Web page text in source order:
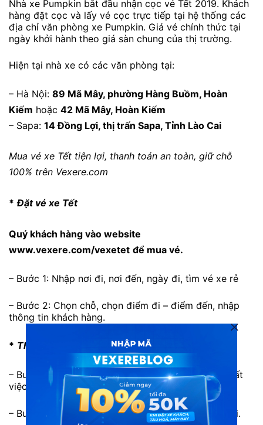
Nhà xe Pumpkin bắt đầu nhận cọc vé Tết 2019. Khách
hàng đặt cọc và lấy vé cọc trực tiếp tại hệ thống các
địa chỉ văn phòng xe Pumpkin. Giá vé chính thức tại
ngày khởi hành theo giá sàn chung của thị trường.
Hiện tại nhà xe có các văn phòng tại:
– Hà Nội: 89 Mã Mây, phường Hàng Buồm, Hoàn
Kiếm hoặc 42 Mã Mây, Hoàn Kiếm
– Sapa: 14 Đồng Lợi, thị trấn Sapa, Tỉnh Lào Cai
Mua vé xe Tết tiện lợi, thanh toán an toàn, giữ chỗ
100% trên Vexere.com
* Đặt vé xe Tết
Quý khách hàng vào website
www.vexere.com/vexetet để mua vé.
– Bước 1: Nhập nơi đi, nơi đến, ngày đi, tìm vé xe rẻ
– Bước 2: Chọn chỗ, chọn điểm đi – điểm đến, nhập
thông tin khách hàng.
* Thanh toán vé xe Tết
– Bước 3: Lựa chọn hình thức thanh toán để hoàn tất
việc đặt vé;
– Bước 4: Nhận mã code vé qua email và điện thoại.